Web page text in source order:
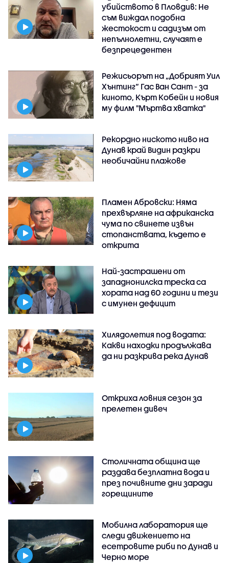
убийството в Пловдив: Не
съм виждал подобна
жестокост и садизъм от
непълнолетни, случаят е
безпрецедентен
Режисьорът на „Добрият Уил
Хънтинг“ Гас Ван Сант - за
киното, Кърт Кобейн и новия
му филм "Мъртва хватка"
Рекордно ниското ниво на
Дунав край Видин разкри
необичайни плажове
Пламен Абровски: Няма
прехвърляне на африканска
чума по свинете извън
стопанствата, където е
открита
Най-застрашени от
западнонилска треска са
хората над 60 години и тези
с имунен дефицит
Хилядолетия под водата:
Какви находки продължава
да ни разкрива река Дунав
Откриха ловния сезон за
прелетен дивеч
Столичната община ще
раздава безплатна вода и
през почивните дни заради
горещините
Мобилна лаборатория ще
следи движението на
есетровите риби по Дунав и
Черно море